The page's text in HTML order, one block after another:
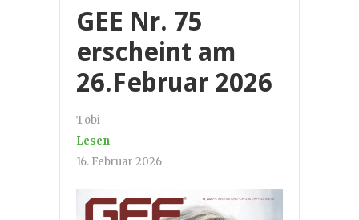
GEE Nr. 75
erscheint am
26.Februar 2026
Tobi
Lesen
16. Februar 2026